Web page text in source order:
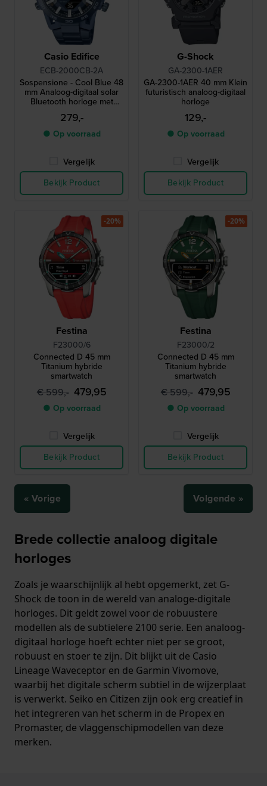
Casio Edifice
ECB-2000CB-2A
Sospensione - Cool Blue 48
mm Analoog-digitaal solar
Bluetooth horloge met
carbon kast
279,-
● Op voorraad
Vergelijk
Bekijk Product
G-Shock
GA-2300-1AER
GA-2300-1AER 40 mm Klein
futuristisch analoog-digitaal
horloge
129,-
● Op voorraad
Vergelijk
Bekijk Product
Festina
F23000/6
Connected D 45 mm
Titanium hybride
smartwatch
€ 599,- 479,95
● Op voorraad
Vergelijk
Bekijk Product
-20%
Festina
F23000/2
Connected D 45 mm
Titanium hybride
smartwatch
€ 599,- 479,95
● Op voorraad
Vergelijk
Bekijk Product
-20%
« Vorige Volgende »
Brede collectie analoog digitale
horloges
Zoals je waarschijnlijk al hebt opgemerkt, zet G-
Shock de toon in de wereld van analoge-digitale
horloges. Dit geldt zowel voor de robuustere
modellen als de subtielere 2100 serie. Een analoog-
digitaal horloge hoeft echter niet per se groot,
robuust en stoer te zijn. Dit blijkt uit de Casio
Lineage Waveceptor en de Garmin Vivomove,
waarbij het digitale scherm subtiel in de wijzerplaat
is verwerkt. Seiko en Citizen zijn ook erg creatief in
het integreren van het scherm in de Propex en
Promaster, de vlaggenschipmodellen van deze
merken.